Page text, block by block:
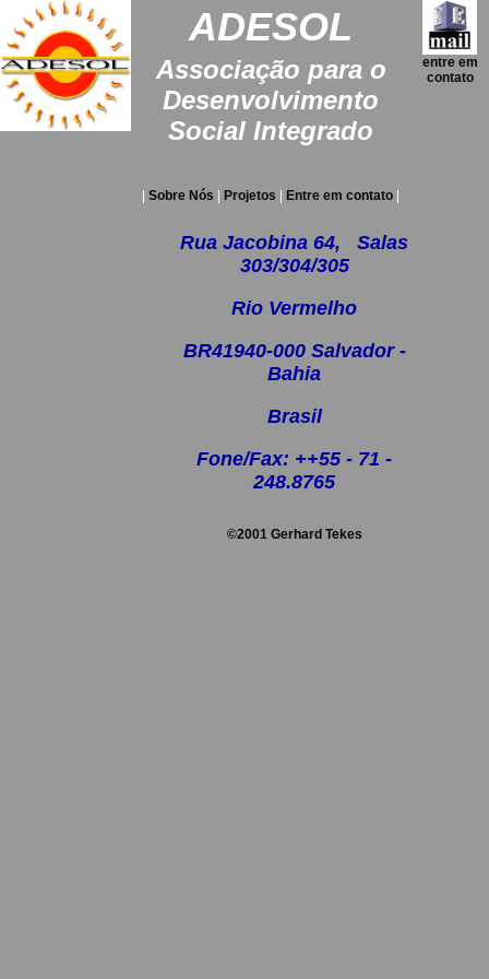
ADESOL
entre em
contato
Associação para o
Desenvolvimento
Social Integrado
Sobre Nós Projetos Entre em contato
Rua Jacobina 64, Salas
303/304/305
Rio Vermelho
BR41940-000 Salvador -
Bahia
Brasil
Fone/Fax: ++55 - 71 -
248.8765
©2001 Gerhard Tekes